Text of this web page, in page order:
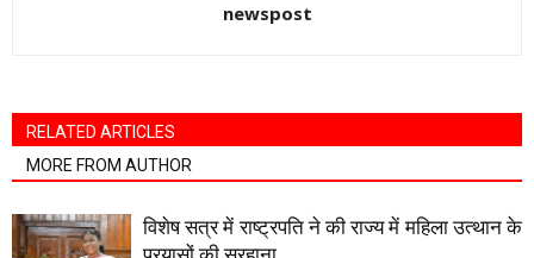
newspost
RELATED ARTICLES
MORE FROM AUTHOR
विशेष सत्र में राष्ट्रपति ने की राज्य में महिला उत्थान के